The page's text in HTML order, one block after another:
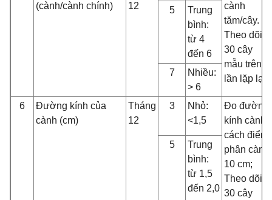
(cành/cành chính)
12
cành
tăm/cây.
Theo dõi
30 cây
mẫu trên 3
lần lặp lại
5
Trung
bình:
từ 4
đến 6
7
Nhiều:
> 6
6
Đường kính của
cành (cm)
Tháng
12
3
Nhỏ:
<1,5
Đo đường
kính cành
cách điểm
phân cành
10 cm;
Theo dõi
30 cây
5
Trung
bình:
từ 1,5
đến 2,0